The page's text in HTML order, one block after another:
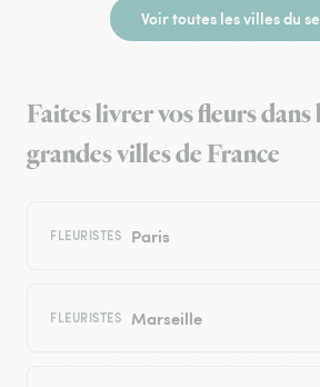
Voir toutes les villes du
Faites livrer vos fleurs dans
grandes villes de France
FLEURISTES Paris
FLEURISTES Marseille